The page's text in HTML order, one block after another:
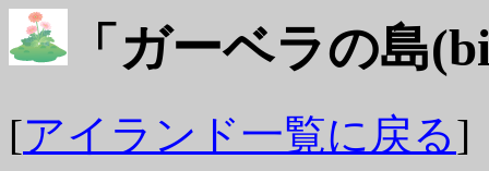
「ガーベラの島
[アイランド一覧に戻る]